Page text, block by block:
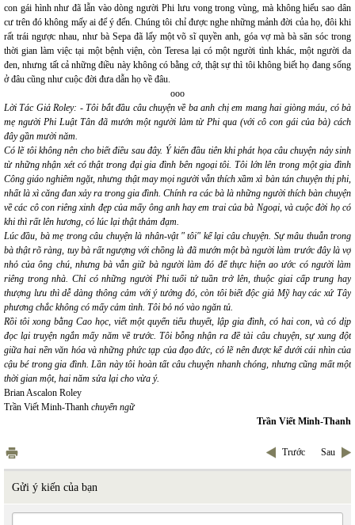
con gái hình như đã lẫn vào dòng người Phi lưu vong trong vùng, mà không hiểu sao dân
cư trên đó không mấy ai để ý đến. Chúng tôi chỉ được nghe những mảnh đời của họ, đôi khi
rất trái ngược nhau, như bà Sepa đã lấy một võ sĩ quyền anh, góa vợ mà bà săn sóc trong
thời gian làm việc tại một bệnh viện, còn Teresa lại có một người tình khác, một người da
đen, nhưng tất cả những điều này không có bằng cớ, thật sự thì tôi không biết họ đang sống
ở đâu cũng như cuộc đời đưa dẫn họ về đâu.
ooo
Lời Tác Giả Roley: - Tôi bắt đầu câu chuyện về ba anh chị em mang hai giòng máu, có bà
mẹ người Phi Luật Tân đã mướn một người làm từ Phi qua (với cô con gái của bà) cách
đây gần mười năm.
Có lẽ tôi không nên cho biết điều sau đây. Ý kiến đầu tiên khi phát họa câu chuyện nảy sinh
từ những nhận xét có thật trong đại gia đình bên ngoại tôi. Tôi lớn lên trong một gia đình
Công giáo nghiêm ngặt, nhưng thật may mọi người vẫn thích xầm xì bàn tán chuyện thị phi,
nhất là xì căng đan xảy ra trong gia đình. Chính ra các bà là những người thích bàn chuyện
về các cô con riêng xinh đẹp của mấy ông anh hay em trai của bà Ngoại, và cuộc đời họ có
khi thì rất lên hương, có lúc lại thật thảm đạm.
Lúc đầu, bà mẹ trong câu chuyện là nhân-vật " tôi" kể lại câu chuyện. Sự mâu thuẫn trong
bà thật rõ ràng, tuy bà rất ngượng với chồng là đã mướn một bà người làm trước đây là vợ
nhỏ của ông chú, nhưng bà vẫn giữ bà người làm đó để thực hiện ao ước có người làm
riêng trong nhà. Chỉ có những người Phi tuổi tứ tuần trở lên, thuộc giai cấp trung hay
thượng lưu thì dễ dàng thông cảm với ý tưởng đó, còn tôi biết độc giả Mỹ hay các xứ Tây
phương chắc không có mấy cảm tình. Tôi bỏ nó vào ngăn tủ.
Rồi tôi xong bằng Cao học, viết một quyển tiểu thuyết, lập gia đình, có hai con, và có dịp
đọc lại truyện ngắn mấy năm về trước. Tôi bỗng nhận ra đề tài câu chuyện, sự xung đột
giữa hai nền văn hóa và những phức tạp của đạo đức, có lẽ nên được kể dưới cái nhìn của
cậu bé trong gia đình. Lần này tôi hoàn tất câu chuyện nhanh chóng, nhưng cũng mất một
thời gian một, hai năm sửa lại cho vừa ý.
Brian Ascalon Roley
Trần Viết Minh-Thanh chuyển ngữ
Trần Viết Minh-Thanh
Trước Sau
Gửi ý kiến của bạn